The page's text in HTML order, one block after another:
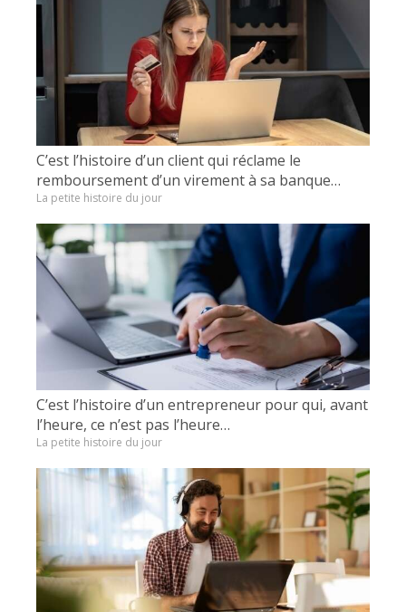
C’est l’histoire d’un client qui réclame le
remboursement d’un virement à sa banque…
La petite histoire du jour
C’est l’histoire d’un entrepreneur pour qui, avant
l’heure, ce n’est pas l’heure…
La petite histoire du jour